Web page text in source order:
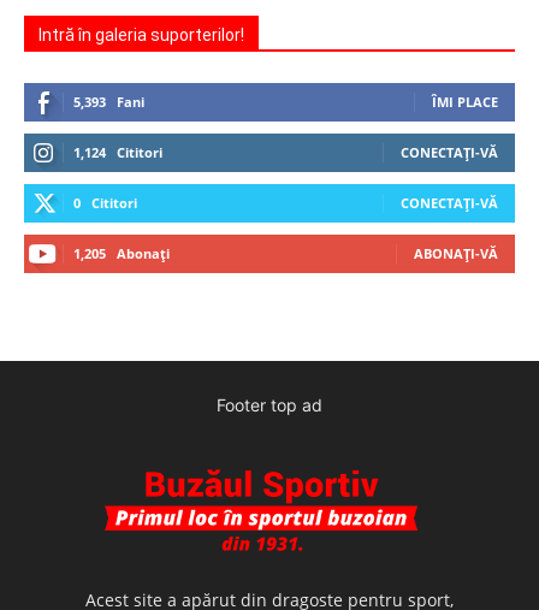
Intră în galeria suporterilor!
5,393 Fani ÎMI PLACE
1,124 Cititori CONECTAȚI-VĂ
0 Cititori CONECTAȚI-VĂ
1,205 Abonați ABONAȚI-VĂ
Footer top ad
Acest site a apărut din dragoste pentru sport,